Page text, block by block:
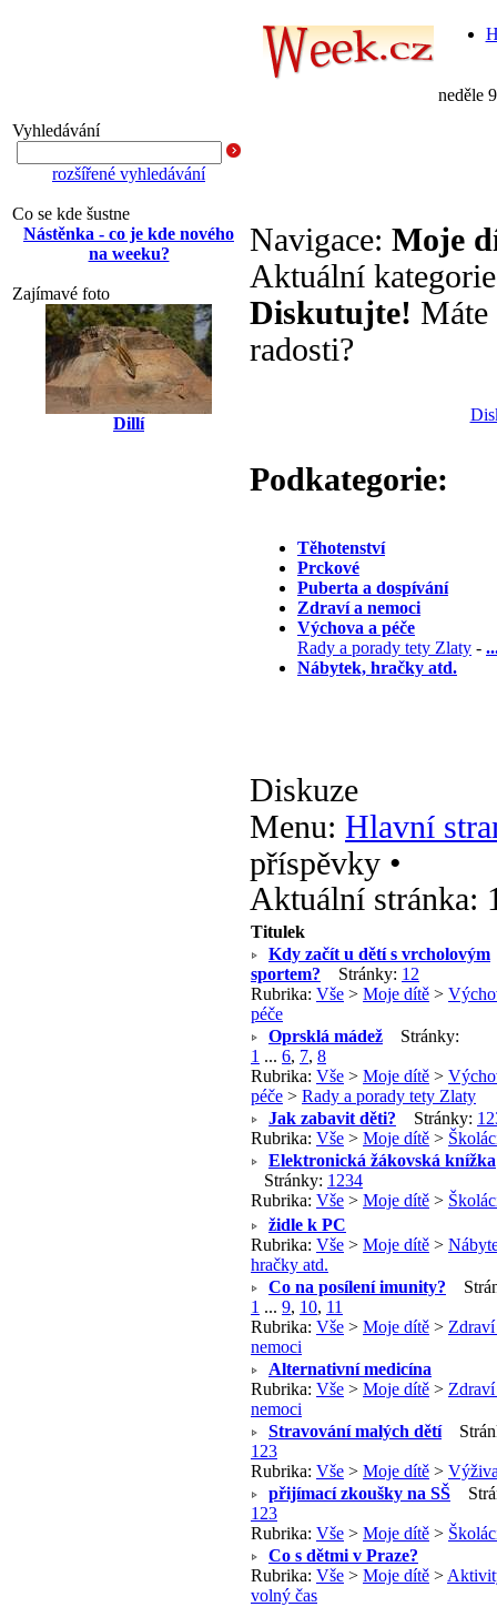
neděle
Vyhledávání
rozšířené vyhledávání
Co se kde šustne
Nástěnka - co je kde nového
na weeku?
Zajímavé foto
Dillí
Navigace: Moje
Aktuální
Diskutujte! Máte
radosti?
Podkategorie:
Těhotenství
Prckové
Puberta a dospívání
Zdraví a nemoci
Výchova a péče
Rady a porady tety Zlaty -
Nábytek, hračky atd.
Diskuze
Menu: Hlavní
příspěvky •
Aktuální stránka:
Titulek
Kdy začít u dětí s vrcholovým
sportem?
Stránky: 1 2
Rubrika: Vše > Moje dítě >
péče
Oprsklá mádež
Stránky:
1 ... 6, 7, 8
Rubrika: Vše > Moje dítě >
péče > Rady a porady tety Zlaty
Jak zabavit děti?
Stránky: 1 2
Rubrika: Vše > Moje dítě >
Elektronická žákovská knížka
Stránky: 1 234
Rubrika: Vše > Moje dítě >
židle k PC
Rubrika: Vše > Moje dítě >
hračky atd.
Co na posílení imunity?
1 ... 9, 10, 11
Rubrika: Vše > Moje dítě > Zdraví
nemoci
Alternativní medicína
Rubrika: Vše > Moje dítě > Zdraví
nemoci
Stravování malých dětí
1 23
Rubrika: Vše > Moje dítě >
přijímací zkoušky na SŠ
1 23
Rubrika: Vše > Moje dítě >
Co s dětmi v Praze?
Rubrika: Vše > Moje dítě >
volný čas